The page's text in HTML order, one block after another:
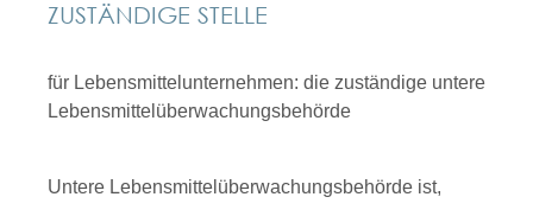
ZUSTÄNDIGE STELLE
für Lebensmittelunternehmen: die zuständige untere
Lebensmittelüberwachungsbehörde
Untere Lebensmittelüberwachungsbehörde ist,